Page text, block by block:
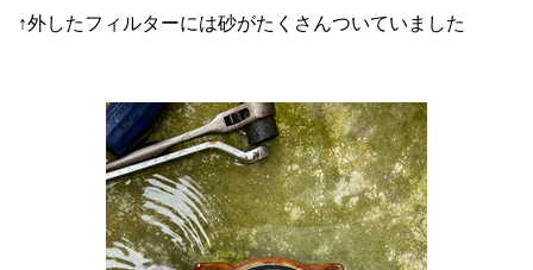
↑外したフィルターには砂がたくさんついていました